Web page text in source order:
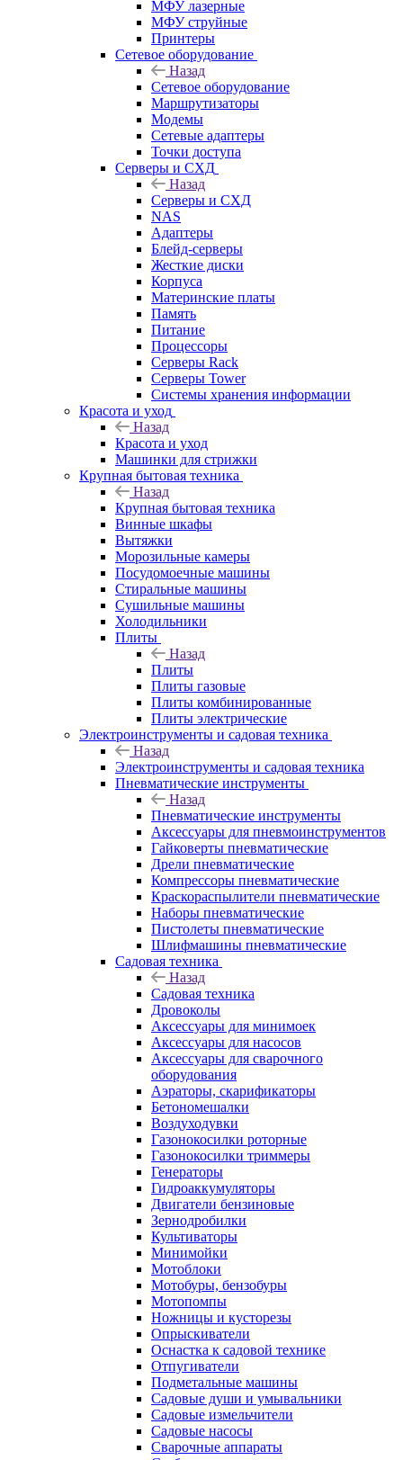
МФУ лазерные
МФУ струйные
Принтеры
Сетевое оборудование
Назад
Сетевое оборудование
Маршрутизаторы
Модемы
Сетевые адаптеры
Точки доступа
Серверы и СХД
Назад
Серверы и СХД
NAS
Адаптеры
Блейд-серверы
Жесткие диски
Корпуса
Материнские платы
Память
Питание
Процессоры
Серверы Rack
Серверы Tower
Системы хранения информации
Красота и уход
Назад
Красота и уход
Машинки для стрижки
Крупная бытовая техника
Назад
Крупная бытовая техника
Винные шкафы
Вытяжки
Морозильные камеры
Посудомоечные машины
Стиральные машины
Сушильные машины
Холодильники
Плиты
Назад
Плиты
Плиты газовые
Плиты комбинированные
Плиты электрические
Электроинструменты и садовая техника
Назад
Электроинструменты и садовая техника
Пневматические инструменты
Назад
Пневматические инструменты
Аксессуары для пневмоинструментов
Гайковерты пневматические
Дрели пневматические
Компрессоры пневматические
Краскораспылители пневматические
Наборы пневматические
Пистолеты пневматические
Шлифмашины пневматические
Садовая техника
Назад
Садовая техника
Дровоколы
Аксессуары для минимоек
Аксессуары для насосов
Аксессуары для сварочного
оборудования
Аэраторы, скарификаторы
Бетономешалки
Воздуходувки
Газонокосилки роторные
Газонокосилки триммеры
Генераторы
Гидроаккумуляторы
Двигатели бензиновые
Зернодробилки
Культиваторы
Минимойки
Мотоблоки
Мотобуры, бензобуры
Мотопомпы
Ножницы и кусторезы
Опрыскиватели
Оснастка к садовой технике
Отпугиватели
Подметальные машины
Садовые души и умывальники
Садовые измельчители
Садовые насосы
Сварочные аппараты